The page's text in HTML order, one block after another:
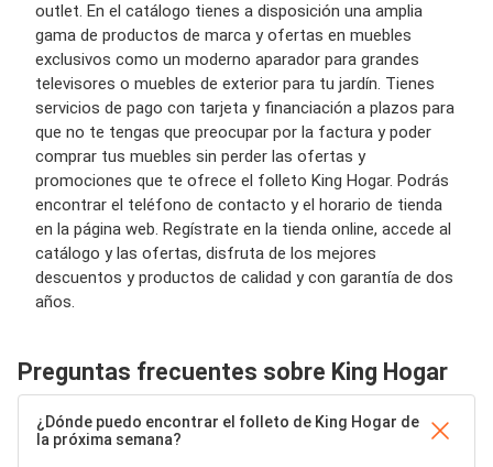
outlet. En el catálogo tienes a disposición una amplia
gama de productos de marca y ofertas en muebles
exclusivos como un moderno aparador para grandes
televisores o muebles de exterior para tu jardín. Tienes
servicios de pago con tarjeta y financiación a plazos para
que no te tengas que preocupar por la factura y poder
comprar tus muebles sin perder las ofertas y
promociones que te ofrece el folleto King Hogar. Podrás
encontrar el teléfono de contacto y el horario de tienda
en la página web. Regístrate en la tienda online, accede al
catálogo y las ofertas, disfruta de los mejores
descuentos y productos de calidad y con garantía de dos
años.
Preguntas frecuentes sobre King Hogar
¿Dónde puedo encontrar el folleto de King Hogar de
la próxima semana?